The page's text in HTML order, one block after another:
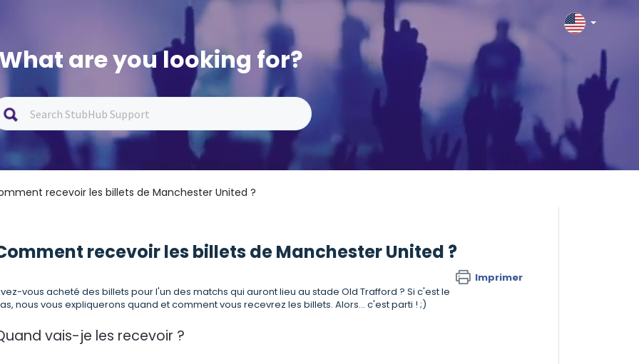
are you looking for?
recevoir les billets de Manchester United ?
recevoir les billets de Manchester United ?
Imprimer
vous acheté des billets pour l'un des matchs qui auront lieu au stade Old Trafford ? Si c'est le
nous vous expliquerons quand et comment vous recevrez les billets. Alors... c'est parti ! ;)
vais-je les recevoir ?